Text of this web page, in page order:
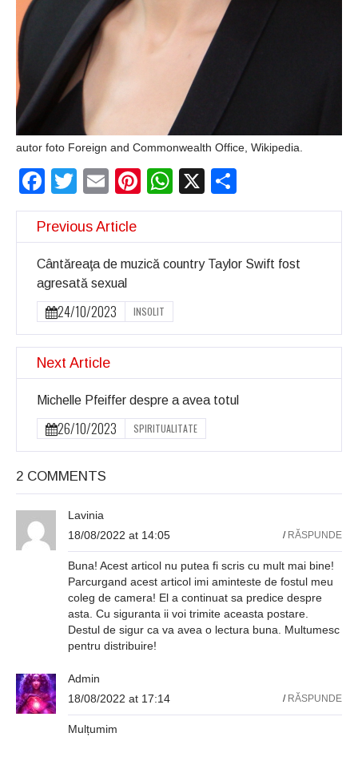
autor foto Foreign and Commonwealth Office, Wikipedia.
Facebook
Twitter
EmailPinterest
WhatsApp
X
Previous Article
Cântăreaţa de muzică country Taylor Swift fost
agresată sexual
24/10/2023 INSOLIT
Next Article
Michelle Pfeiffer despre a avea totul
26/10/2023 SPIRITUALITATE
2 COMMENTS
Lavinia
18/08/2022 at 14:05
/ RĂSPUNDE
Buna! Acest articol nu putea fi scris cu mult mai bine!
Parcurgand acest articol imi aminteste de fostul meu
coleg de camera! El a continuat sa predice despre
asta. Cu siguranta ii voi trimite aceasta postare.
Destul de sigur ca va avea o lectura buna. Multumesc
pentru distribuire!
Admin
18/08/2022 at 17:14
/ RĂSPUNDE
Mulțumim